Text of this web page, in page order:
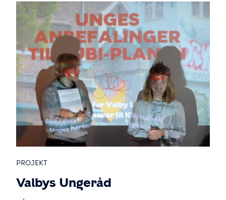
PROJEKT
Valbys Ungeråd